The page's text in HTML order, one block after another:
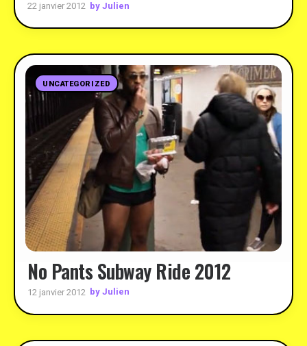
22 janvier 2012 by Julien
UNCATEGORIZED
No Pants Subway Ride 2012
12 janvier 2012 by Julien